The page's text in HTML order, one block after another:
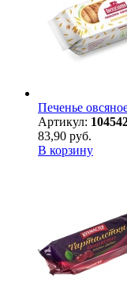
Печенье
Артикул:
83,90 руб.
В корзину